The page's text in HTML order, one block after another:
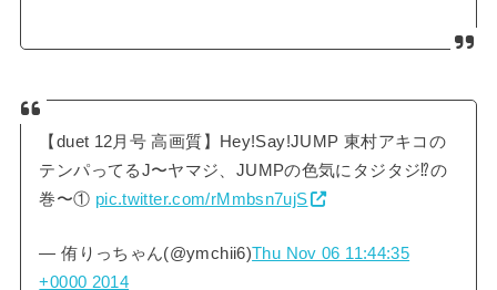
【duet 12月号 高画質】Hey!Say!JUMP 東村アキコの
テンパってるJ〜ヤマジ、JUMPの色気にタジタジ⁉︎の
巻〜① pic.twitter.com/rMmbsn7ujS
— 侑りっちゃん(@ymchii6)Thu Nov 06 11:44:35
+0000 2014